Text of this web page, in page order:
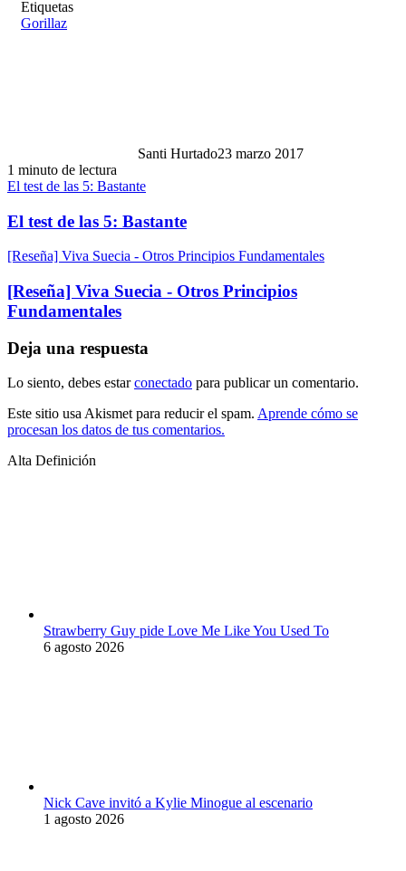
Etiquetas
Gorillaz
Santi Hurtado23 marzo 2017
1 minuto de lectura
El test de las 5: Bastante
El test de las 5: Bastante
[Reseña] Viva Suecia - Otros Principios Fundamentales
[Reseña] Viva Suecia - Otros Principios
Fundamentales
Deja una respuesta
Lo siento, debes estarconectado para publicar un comentario.
Este sitio usa Akismet para reducir el spam. Aprende cómo se
procesan los datos de tus comentarios.
Alta Definición
Strawberry Guy pide Love Me Like You Used To
6 agosto 2026
Nick Cave invitó a Kylie Minogue al escenario
1 agosto 2026